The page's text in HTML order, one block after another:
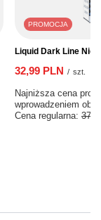
PROMOCJA
Liquid Dark Line
32,99 PLN / szt.
Najniższa cena
wprowadzeniem
Cena regularna: